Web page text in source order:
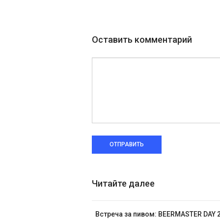
Оставить комментарий
ОТПРАВИТЬ
Читайте далее
Встреча за пивом: BEERMASTER DAY